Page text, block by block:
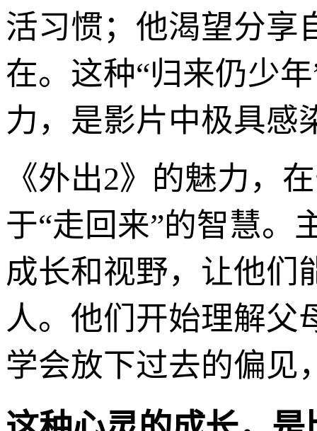
活习惯；他渴望分享
在。这种“归来仍少
力，是影片中极具感
《外出2》的魅力，
于“走回来”的智慧。
成长和视野，让他们
人。他们开始理解父
学会放下过去的偏见